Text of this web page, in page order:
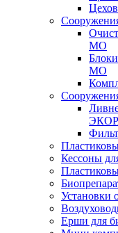
МО
МО
Кессоны
Установки
Ерши для